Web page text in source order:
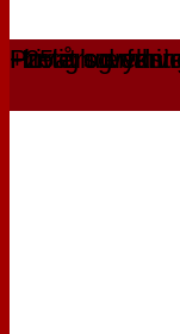
Privat og
Hurtig
I hele
+25 års